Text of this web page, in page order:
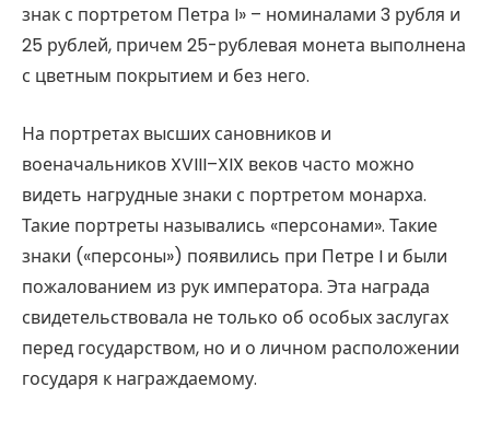
знак с портретом Петра I» – номиналами 3 рубля и
25 рублей, причем 25-рублевая монета выполнена
с цветным покрытием и без него.
На портретах высших сановников и
военачальников XVIII–XIX веков часто можно
видеть нагрудные знаки с портретом монарха.
Такие портреты назывались «персонами». Такие
знаки («персоны») появились при Петре I и были
пожалованием из рук императора. Эта награда
свидетельствовала не только об особых заслугах
перед государством, но и о личном расположении
государя к награждаемому.